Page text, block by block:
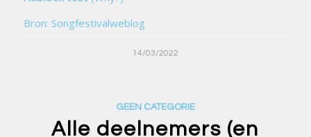
Bron: Songfestivalweblog
14/03/2022
GEEN CATEGORIE
Alle deelnemers (en